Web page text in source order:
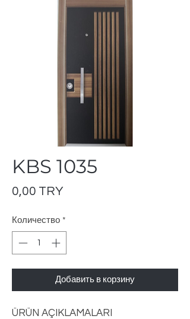
KBS 1035
0,00 TRYЦена
Количество *
Добавить в корзину
ÜRÜN AÇIKLAMALARI